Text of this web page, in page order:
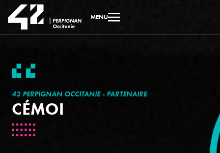
MENU
42 PERPIGNAN OCCITANIE - PARTENAIRE
CÉMOI